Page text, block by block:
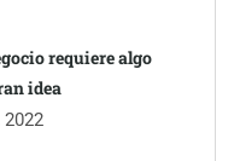
requiere algo
idea